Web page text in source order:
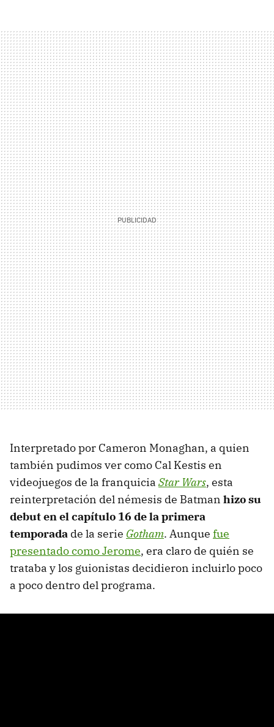
Interpretado por Cameron Monaghan, a quien
también pudimos ver como Cal Kestis en
videojuegos de la franquicia Star Wars, esta
reinterpretación del némesis de Batman hizo su
debut en el capítulo 16 de la primera
temporada de la serie Gotham. Aunque fue
presentado como Jerome, era claro de quién se
trataba y los guionistas decidieron incluirlo poco
a poco dentro del programa.